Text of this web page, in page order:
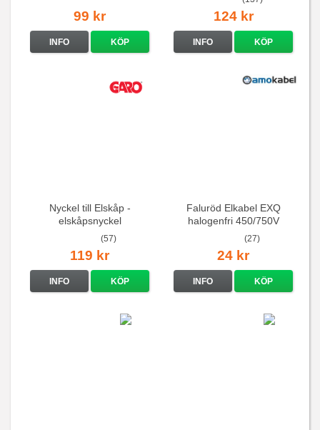
99 kr
INFO KÖP
124 kr
INFO KÖP
Nyckel till Elskåp -
elskåpsnyckel
(57)
119 kr
INFO KÖP
Faluröd Elkabel EXQ
halogenfri 450/750V
(27)
24 kr
INFO KÖP